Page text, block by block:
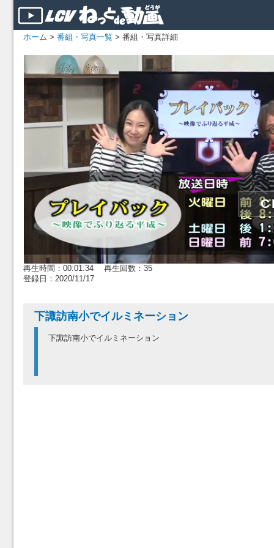
ホーム > 番組・写真一覧 > 番組・写真詳細
再生時間：00:01:34 再生回数：35
登録日：2020/11/17
下諏訪南小でイルミネーション
下諏訪南小でイルミネーション